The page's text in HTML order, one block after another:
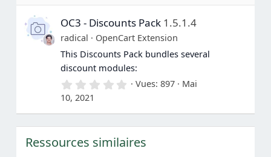
0
t
o
i
l
e
(
s
OC3 - Discounts Pack 1.5.1.4
radical
OpenCart Extension
This Discounts Pack bundles several
discount modules:
0
0
o
i
Vues 897
Mai
10, 2021
Ressources similaires